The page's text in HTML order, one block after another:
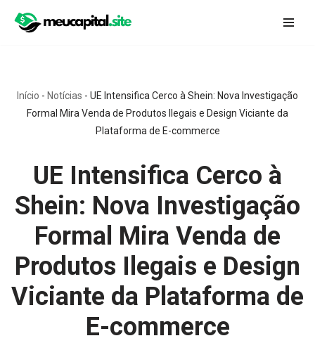
conteúdo
Início - Notícias - UE Intensifica Cerco à Shein: Nova Investigação
Formal Mira Venda de Produtos Ilegais e Design Viciante da
Plataforma de E-commerce
UE Intensifica Cerco à
Shein: Nova Investigação
Formal Mira Venda de
Produtos Ilegais e Design
Viciante da Plataforma de
E-commerce